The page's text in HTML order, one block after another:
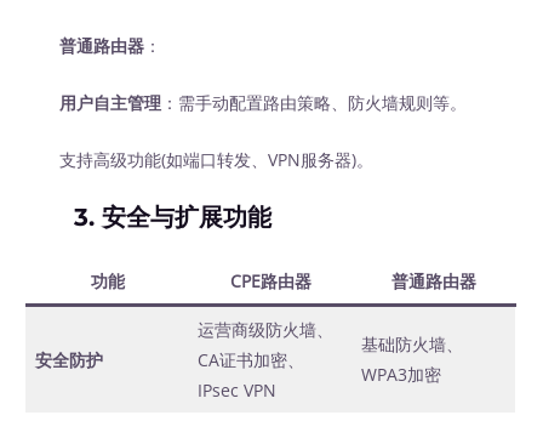
普通路由器 ：
用户自主管理 ：需手动配置路由策略、防火墙规则等。
支持高级功能(如端口转发、VPN服务器)。
3. 安全与扩展功能
功能 CPE路由器 普通路由器
安全防护
运营商级防火墙、
CA证书加密、
IPsec VPN
基础防火墙、
WPA3加密